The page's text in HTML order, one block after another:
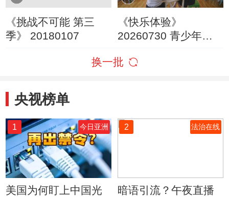
《挑战不可能 第三
季》 20180107
《快乐体验》
20260730 青少年心
成长不烦恼
换一批
央视榜单
1 今日亚洲
美国为何盯上中国光
2 法治在线
暗语引流？午夜直播